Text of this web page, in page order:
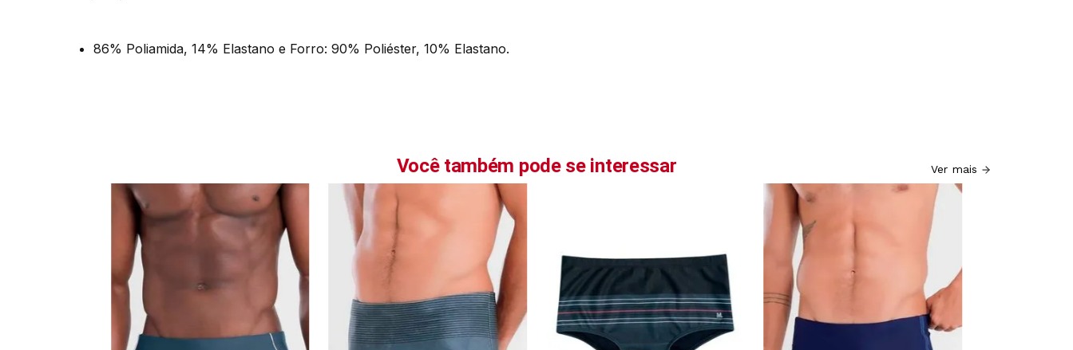
86% Poliamida, 14% Elastano e Forro: 90% Poliéster, 10% Elastano.
Você também pode se interessar Ver mais